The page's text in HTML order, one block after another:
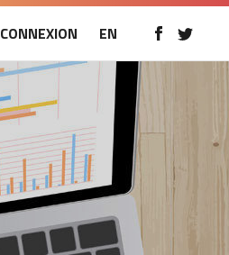
CONNEXION EN